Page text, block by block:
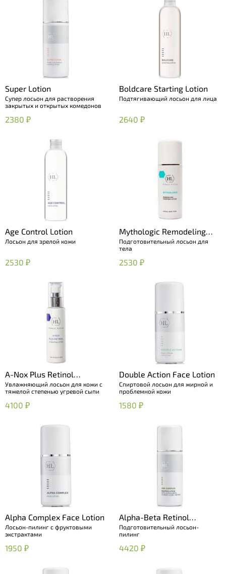
Super Lotion
Супер лосьон для растворения
закрытых и открытых комедонов
2380 ₽
Boldcare Starting Lotion
Подтягивающий лосьон для лица
2640 ₽
Age Control Lotion
Лосьон для зрелой кожи
2530 ₽
Mythologic Remodeling
Prepping Lotion
Подготовительный лосьон для
тела
2530 ₽
A-Nox Plus Retinol
Hydrating Lotion
Увлажняющий лосьон для кожи с
тяжелой степенью угревой сыпи
4100 ₽
Double Action Face Lotion
Спиртовой лосьон для жирной и
проблемной кожи
1580 ₽
Alpha Complex Face Lotion
Лосьон-пилинг с фруктовыми
экстрактами
1950 ₽
Alpha-Beta Retinol
Prepping Lotion
Подготовительный лосьон-
пилинг
4420 ₽